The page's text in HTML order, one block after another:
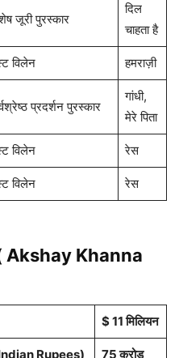
जूरी पुरस्कार
दिल
चाहता है
विलेन हमराज़ी
प्रदर्शन पुरस्कार
गांधी,
मेरे पिता
विलेन रेस
विलेन रेस
( Akshay Khanna
$ 11 मिलियन
Rupees) 75 करोड़